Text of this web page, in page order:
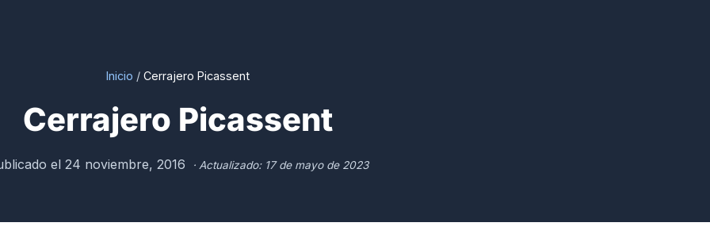
Inicio / Cerrajero Picassent
Cerrajero Picassent
el 24 noviembre, 2016 · Actualizado: 17 de mayo de 2023